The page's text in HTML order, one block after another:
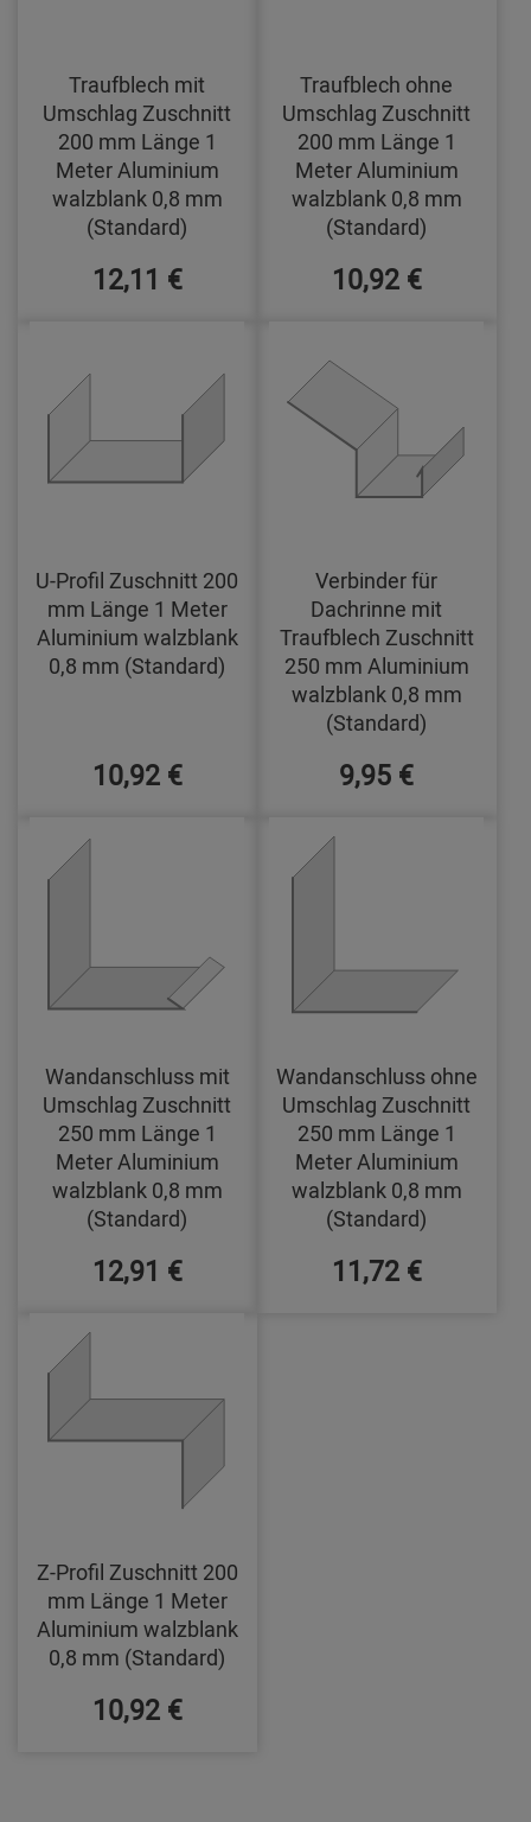
Traufblech mit
Umschlag Zuschnitt
200 mm Länge 1
Meter Aluminium
walzblank 0,8 mm
(Standard)
12,11 €
Traufblech ohne
Umschlag Zuschnitt
200 mm Länge 1
Meter Aluminium
walzblank 0,8 mm
(Standard)
10,92 €
U-Profil Zuschnitt 200
mm Länge 1 Meter
Aluminium walzblank
0,8 mm (Standard)
10,92 €
Verbinder für
Dachrinne mit
Traufblech Zuschnitt
250 mm Aluminium
walzblank 0,8 mm
(Standard)
9,95 €
Wandanschluss mit
Umschlag Zuschnitt
250 mm Länge 1
Meter Aluminium
walzblank 0,8 mm
(Standard)
12,91 €
Wandanschluss ohne
Umschlag Zuschnitt
250 mm Länge 1
Meter Aluminium
walzblank 0,8 mm
(Standard)
11,72 €
Z-Profil Zuschnitt 200
mm Länge 1 Meter
Aluminium walzblank
0,8 mm (Standard)
10,92 €